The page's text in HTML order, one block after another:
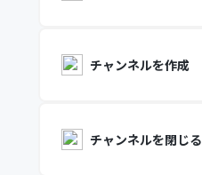
チャンネルを作成
チャンネルを閉じる